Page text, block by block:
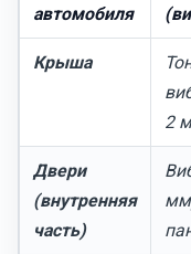
автомобиля
Крыша
2
Двери
(внутренняя
часть)